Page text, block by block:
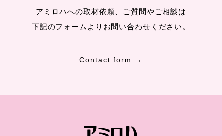
アミロハへの取材依頼、ご質問やご相談は
下記のフォームよりお問い合わせください。
Contact form →